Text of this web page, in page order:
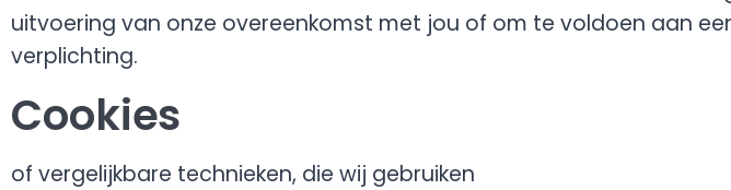
uitvoering van onze overeenkomst met jou of om te voldoen aan
verplichting.
Cookies
of vergelijkbare technieken, die wij gebruiken